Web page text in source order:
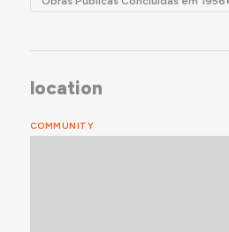
location
COMMUNITY